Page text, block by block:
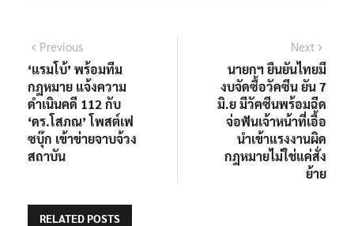
แนะแนว
เรื่อง
PreviousPrevious
post:
‘แรมโบ้’ พร้อมทีม
กฎหมาย แจ้งความ
ดำเนินคดี 112 กับ
‘ดร.โสภณ’ โพสต์เฟ
ซบุ๊ก เข้าข่ายจาบจ้วง
สถาบัน
Next
นายกฯ ยืนยันไทยมี
งบจัดซื้อวัคซีน ยัน 7
มิ.ย มีวัคซีนพร้อมฉีด
จ่อฟันเจ้าหน้าที่เอื้อ
นำเข้าแรงงานผิด
กฎหมายไม่ใช่แค่สั่ง
ย้าย
RELATED POSTS